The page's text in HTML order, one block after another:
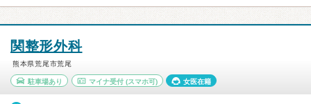
関整形外科
熊本県荒尾市荒尾
駐車場あり マイナ受付(スマホ可) 女医在籍